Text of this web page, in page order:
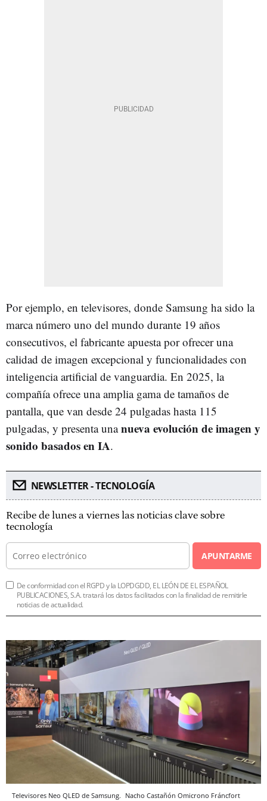
Por ejemplo, en televisores, donde Samsung ha sido la
marca número uno del mundo durante 19 años
consecutivos, el fabricante apuesta por ofrecer una
calidad de imagen excepcional y funcionalidades con
inteligencia artificial de vanguardia. En 2025, la
compañía ofrece una amplia gama de tamaños de
pantalla, que van desde 24 pulgadas hasta 115
pulgadas, y presenta unanueva evolución de imagen y
sonido basados en IA.
NEWSLETTER - TECNOLOGÍA
Recibe de lunes a viernes las noticias clave sobre
tecnología
APUNTARME
De conformidad con el RGPD y la LOPDGDD, EL LEÓN DE EL ESPAÑOL
PUBLICACIONES, S.A. tratará los datos facilitados con la finalidad de remitirle
noticias de actualidad.
Televisores Neo QLED de Samsung. Nacho Castañón Omicrono Fráncfort